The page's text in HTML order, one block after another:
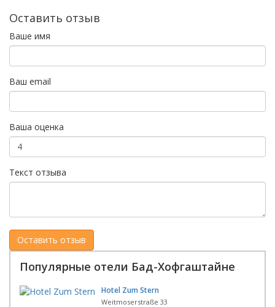
Оставить отзыв
Ваше имя
Ваш email
Ваша оценка
Текст отзыва
Популярные отели Бад-Хофгаштайне
Hotel Zum Stern
Weitmoserstraße 33